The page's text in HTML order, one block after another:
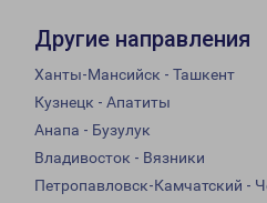
Другие направления
Ханты-Мансийск - Ташкент
Кузнецк - Апатиты
Анапа - Бузулук
Владивосток - Вязники
Петропавловск-Камчатский -